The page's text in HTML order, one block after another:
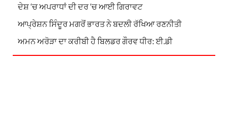
ਦੇਸ਼ ‘ਚ ਅਪਰਾਧਾਂ ਦੀ ਦਰ ‘ਚ ਆਈ ਗਿਰਾਵਟ
ਆਪ੍ਰੇਸ਼ਨ ਸਿੰਦੂਰ ਮਗਰੋਂ ਭਾਰਤ ਨੇ ਬਦਲੀ ਰੱਖਿਆ ਰਣਨੀਤੀ
ਅਮਨ ਅਰੋੜਾ ਦਾ ਕਰੀਬੀ ਹੈ ਬਿਲਡਰ ਗੌਰਵ ਧੀਰ: ਈ.ਡੀ